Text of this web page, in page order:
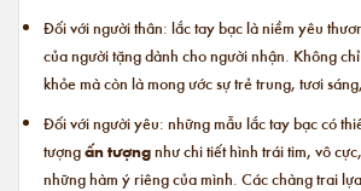
Đối với người thân: lắc tay bạc là niềm yêu
của người tặng dành cho người nhận. Không
khỏe mà còn là mong ước sự trẻ trung, tươi
Đối với người yêu: những mẫu lắc tay bạc có
tượngấn tượngnhư chi tiết hình trái tim, vô
những hàm ý riêng của mình. Các chàng trai